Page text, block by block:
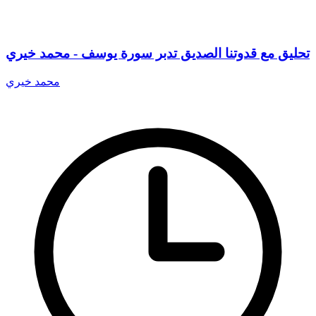
تحليق مع قدوتنا الصديق تدبر سورة يوسف - محمد خيري
محمد خيري